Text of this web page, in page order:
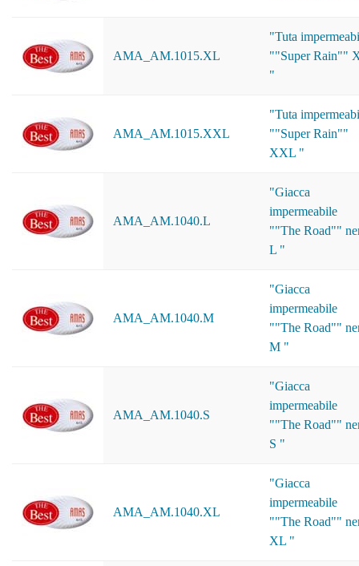
AMA_AM.1015.XL
"Tuta
""Super Rain""
"
AMA_AM.1015.XXL
"Tuta
""Super Rain""
XXL "
AMA_AM.1040.L
"Giacca
impermeabile
""The Road""
L "
AMA_AM.1040.M
"Giacca
impermeabile
""The Road""
M "
AMA_AM.1040.S
"Giacca
impermeabile
""The Road""
S "
AMA_AM.1040.XL
"Giacca
impermeabile
""The Road""
XL "